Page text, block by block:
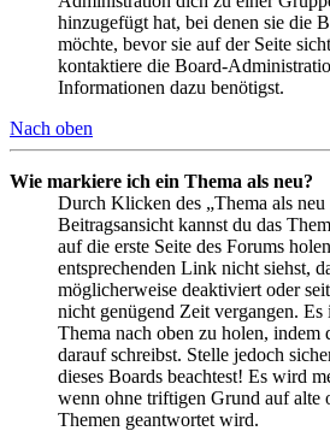
hinzugefügt hat, bei denen sie die
möchte, bevor sie auf der Seite
kontaktiere die Board-
Informationen dazu benötigst.
Nach oben
Wie markiere ich ein Thema als neu?
Durch Klicken des „Thema als
Beitragsansicht kannst du das
auf die erste Seite des Forums
entsprechenden Link nicht siehst,
möglicherweise deaktiviert oder
nicht genügend Zeit vergangen. Es
Thema nach oben zu holen,
darauf schreibst. Stelle jedoch
dieses Boards beachtest! Es wird
wenn ohne triftigen Grund auf alte
Themen geantwortet wird.